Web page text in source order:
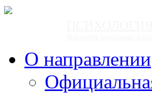
О направлении